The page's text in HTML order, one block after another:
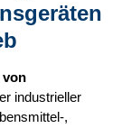
von
industrieller
,